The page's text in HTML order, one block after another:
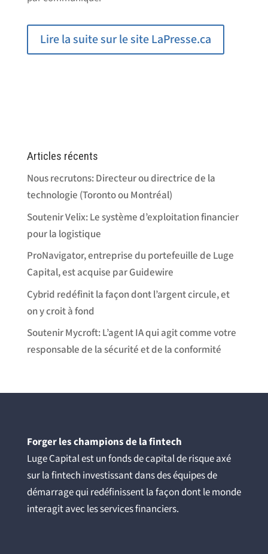
Lire la suite sur le site LaPresse.ca
Articles récents
Nous recrutons: Directeur ou directrice de la
technologie (Toronto ou Montréal)
Soutenir Velix: Le système d’exploitation financier
pour la logistique
ProNavigator, entreprise du portefeuille de Luge
Capital, est acquise par Guidewire
Cybrid redéfinit la façon dont l’argent circule, et
on y croit à fond
Soutenir Mycroft: L’agent IA qui agit comme votre
responsable de la sécurité et de la conformité
Forger les champions de la fintech
Luge Capital est un fonds de capital de risque axé
sur la fintech investissant dans des équipes de
démarrage qui redéfinissent la façon dont le monde
interagit avec les services financiers.